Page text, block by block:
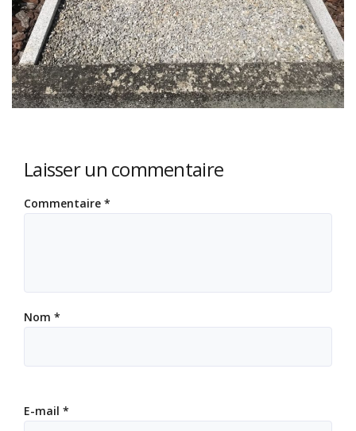
Laisser un commentaire
Commentaire *
Nom *
E-mail *